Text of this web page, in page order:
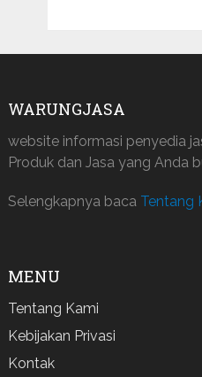
WARUNGJASA
website informasi penyedia
Produk dan Jasa yang Anda
Selengkapnya baca Tentang
MENU
Tentang Kami
Kebijakan Privasi
Kontak